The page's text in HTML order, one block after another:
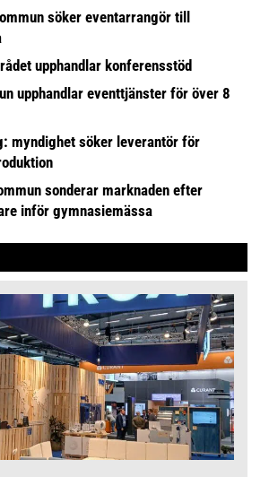
söker eventarrangör till
upphandlar konferensstöd
upphandlar eventtjänster för över 8
myndighet söker leverantör för
sonderar marknaden efter
inför gymnasiemässa